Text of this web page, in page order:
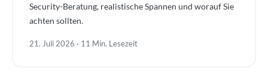
Security-Beratung, realistische Spannen und worauf Sie
achten sollten.
21. Juli 2026 · 11 Min. Lesezeit